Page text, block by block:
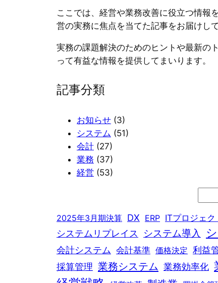
ここでは、経営や業務改善に役立つ情報
営の実務に焦点を当てた記事をお届けして
実務の課題解決のためのヒントや最新の
って有益な情報を提供してまいります。
記事分類
お知らせ (3)
システム (51)
会計 (27)
業務 (37)
経営 (53)
2025年3月期決算 DX ERP ITプロジェク
システムリプレイス
システム導入
会計システム 会計基準 価格決定 利益
採算管理 業務システム 業務効率化